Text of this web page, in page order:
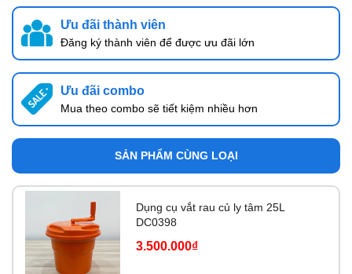
Ưu đãi thành viên
Đăng ký thành viên để được ưu đãi lớn
Ưu đãi combo
Mua theo combo sẽ tiết kiệm nhiều hơn
SẢN PHẨM CÙNG LOẠI
Dụng cụ vắt rau củ ly tâm 25L
DC0398
3.500.000₫